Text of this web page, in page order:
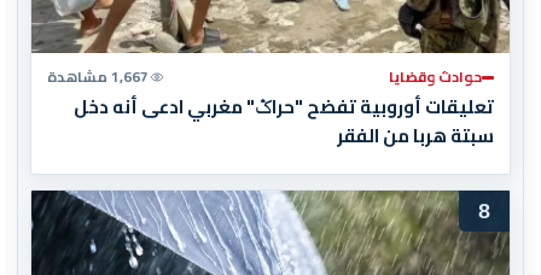
حوادث وقضايا 1,667 مشاهدة
تعليقات أوروبية تفضح "حراݣ" مغربي ادعى أنه دخل
سبتة هربا من الفقر
8